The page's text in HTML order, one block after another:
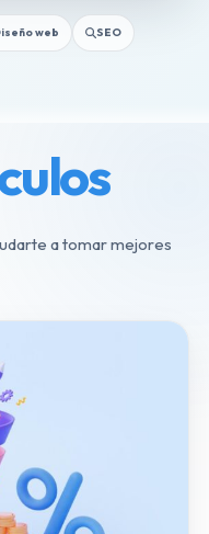
web SEO
a tomar mejores